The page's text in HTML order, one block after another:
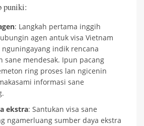
puniki:
: Langkah pertama inggih
agen antuk visa Vietnam
indik rencana
sane mendesak. Ipun pacang
ring proses lan ngicenin
informasi sane
ekstra: Santukan visa sane
ngamerluang sumber daya ekstra